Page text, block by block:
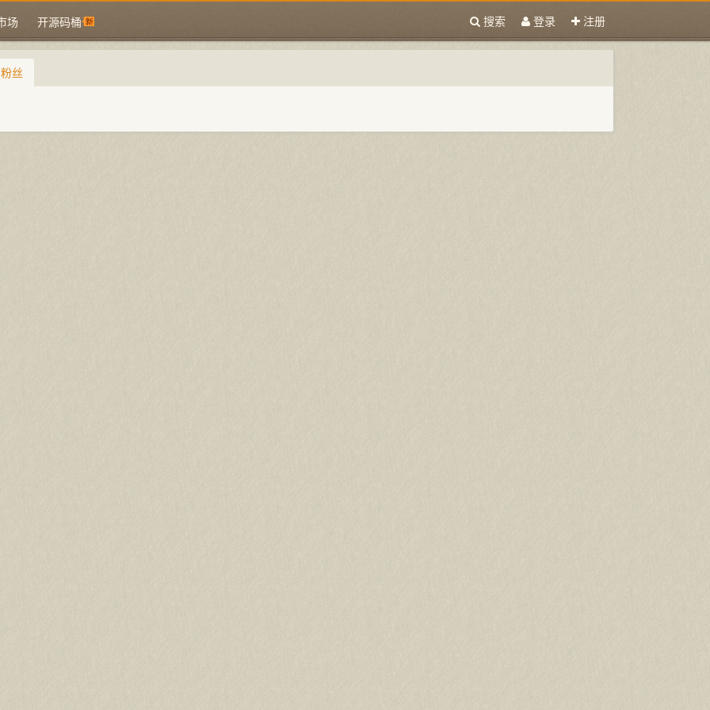
场 开源码桶 搜索 登录 注册
丝